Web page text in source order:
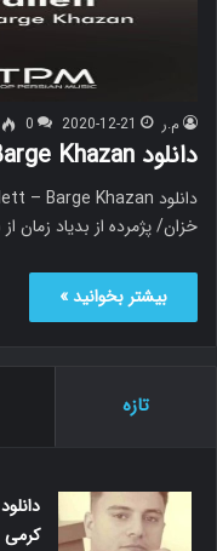
م.ر 2020-12-21
0
دانلود Pallett – Barge Khazan پالت – برگ خزان
خزان/ پژمرده از بدیاد زمان
بیشتر بخوانید »
تازه
کرمی